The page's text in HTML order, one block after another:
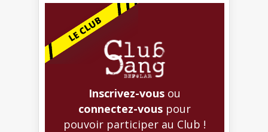
Inscrivez-vous ou
connectez-vous pour
pouvoir participer au Club !